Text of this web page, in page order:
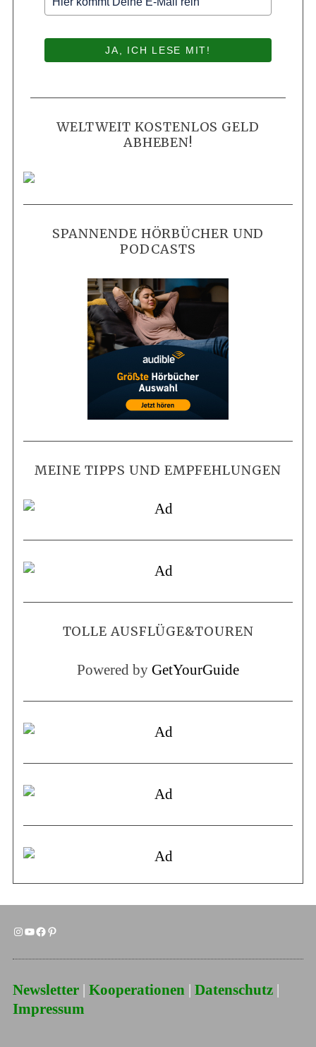
JA, ICH LESE MIT!
WELTWEIT KOSTENLOS GELD
ABHEBEN!
SPANNENDE HÖRBÜCHER UND
PODCASTS
MEINE TIPPS UND EMPFEHLUNGEN
TOLLE AUSFLÜGE&TOUREN
Powered by GetYourGuide
Newsletter| Kooperationen| Datenschutz|
Impressum